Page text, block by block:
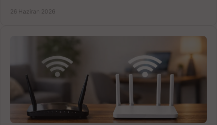
26 Haziran 2026